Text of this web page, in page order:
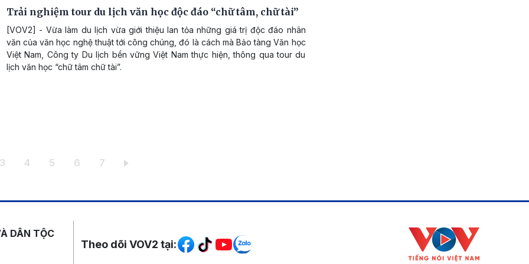
Trải nghiệm tour du lịch văn học độc đáo “chữ tâm, chữ tài”
[VOV2] - Vừa làm du lịch vừa giới thiệu lan tỏa những giá trị độc đáo nhân
văn của văn học nghệ thuật tới công chúng, đó là cách mà Bảo tàng Văn học
Việt Nam, Công ty Du lịch bền vững Việt Nam thực hiện, thông qua tour du
lịch văn học “chữ tâm chữ tài”.
Trang
3 Trang
4 Trang
5 Trang
6 Trang
7
DÂN TỘC
Mạng xã hội
Theo dõi VOV2 tại: